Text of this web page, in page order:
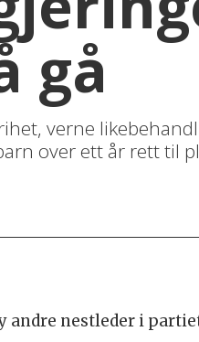
gå
verne
over ett år rett til
andre nestleder i